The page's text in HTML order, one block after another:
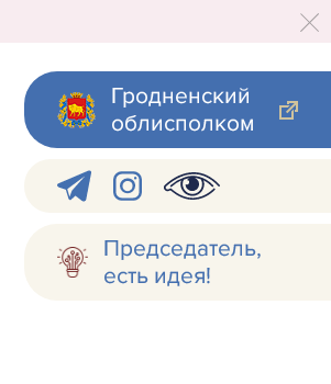
Гродненский
облисполком
Председатель,
есть идея!